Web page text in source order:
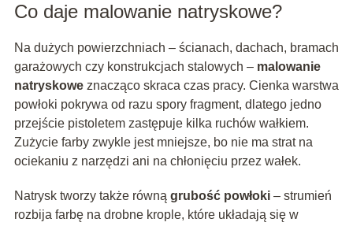
Co daje malowanie natryskowe?
Na dużych powierzchniach – ścianach, dachach, bramach
garażowych czy konstrukcjach stalowych – malowanie
natryskoweznacząco skraca czas pracy. Cienka warstwa
powłoki pokrywa od razu spory fragment, dlatego jedno
przejście pistoletem zastępuje kilka ruchów wałkiem.
Zużycie farby zwykle jest mniejsze, bo nie ma strat na
ociekaniu z narzędzi ani na chłonięciu przez wałek.
Natrysk tworzy także równą grubość powłoki– strumień
rozbija farbę na drobne krople, które układają się w